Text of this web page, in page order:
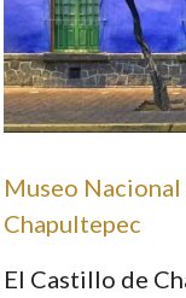
Museo
Chapultepec
El Castillo de